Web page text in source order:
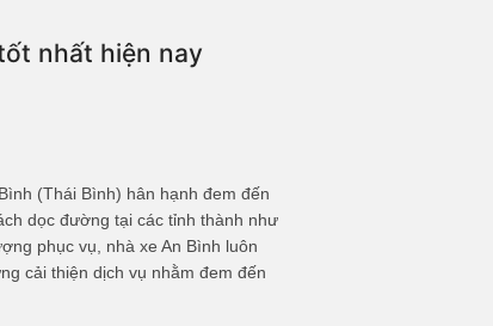
nhất hiện nay
Bình (Thái Bình) hân hạnh đem đến
dọc đường tại các tỉnh thành như
phục vụ, nhà xe An Bình luôn
cải thiện dịch vụ nhằm đem đến